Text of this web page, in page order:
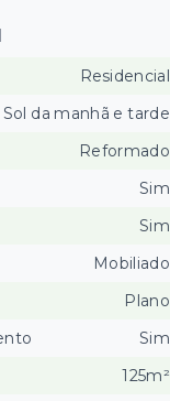
Residencial
Sol da manhã e tarde
Reformado
Sim
Sim
Mobiliado
Plano
Sim
125m²